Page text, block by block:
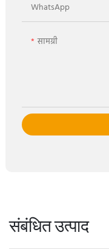
WhatsApp
सामग्री
संबंधित उत्पाद